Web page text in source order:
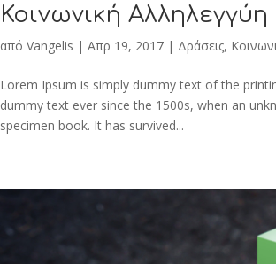
Κοινωνική Αλληλεγγύη
απόVangelis |Απρ 19, 2017 | Δράσεις,
Lorem Ipsum is simply dummy text of the
dummy text ever since the 1500s, when an
specimen book. It has survived...